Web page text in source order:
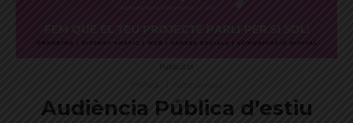
Publicitat
Audiència Pública d’estiu